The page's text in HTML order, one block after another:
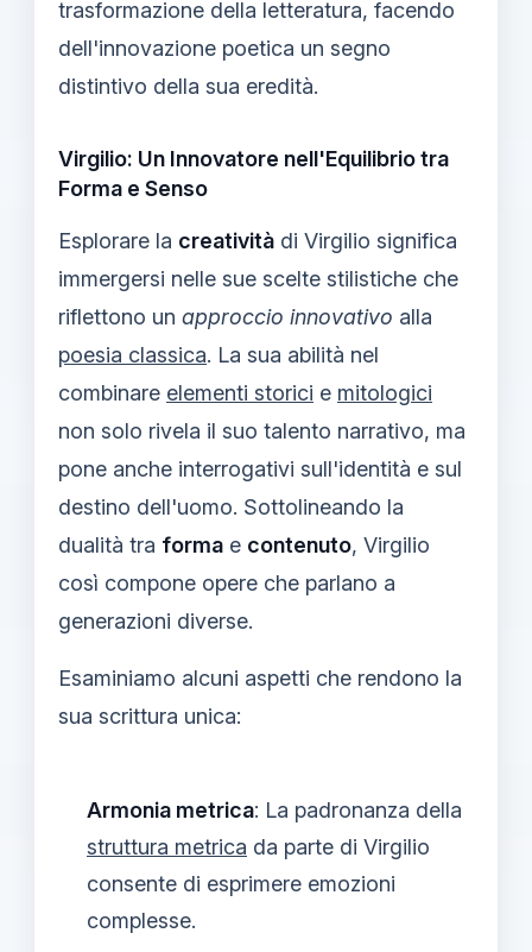
trasformazione della letteratura, facendo
dell'innovazione poetica un segno
distintivo della sua eredità.
Virgilio: Un Innovatore nell'Equilibrio tra
Forma e Senso
Esplorare la creatività di Virgilio significa
immergersi nelle sue scelte stilistiche che
riflettono un approccio innovativo alla
poesia classica. La sua abilità nel
combinare elementi storici e mitologici
non solo rivela il suo talento narrativo, ma
pone anche interrogativi sull'identità e sul
destino dell'uomo. Sottolineando la
dualità tra forma e contenuto, Virgilio
così compone opere che parlano a
generazioni diverse.
Esaminiamo alcuni aspetti che rendono la
sua scrittura unica:
Armonia metrica: La padronanza della
struttura metrica da parte di Virgilio
consente di esprimere emozioni
complesse.